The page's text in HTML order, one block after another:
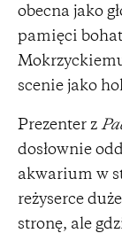
obecna jako
pamięci
scenie jako
Prezenter z
dosłownie
akwarium w
reżyserce
stronę, ale